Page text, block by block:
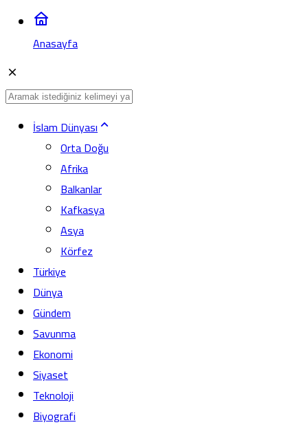
Anasayfa
İslam Dünyası
Orta Doğu
Afrika
Balkanlar
Kafkasya
Asya
Körfez
Türkiye
Dünya
Gündem
Savunma
Ekonomi
Siyaset
Teknoloji
Biyografi